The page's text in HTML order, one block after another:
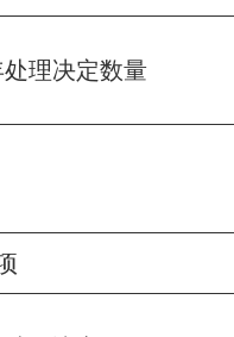
理决定数量